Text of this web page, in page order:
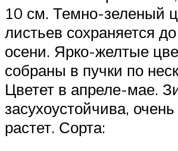
10 см. Темно-зеленый
листьев сохраняется
осени. Ярко-желтые
собраны в пучки по
Цветет в апреле-мае.
засухоустойчива,
растет. Сорта: